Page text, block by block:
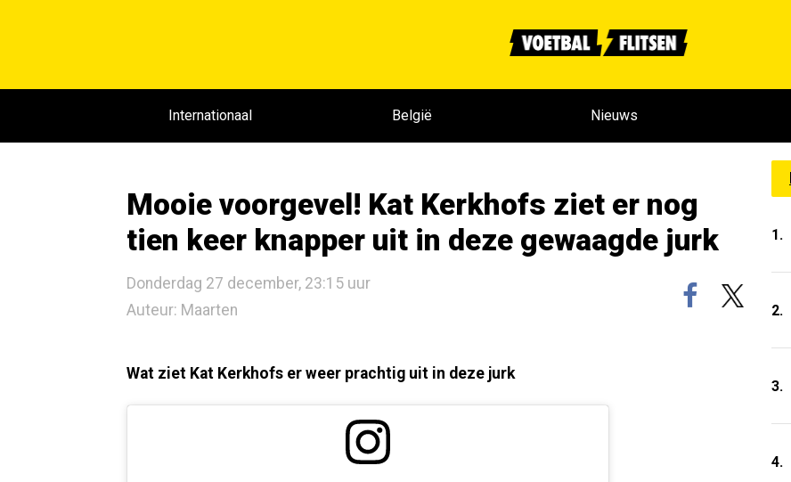
Internationaal België Nieuws
Mooie voorgevel! Kat Kerkhofs ziet er nog
tien keer knapper uit in deze gewaagde jurk
Donderdag 27 december, 23:15 uur
Auteur: Maarten
Wat ziet Kat Kerkhofs er weer prachtig uit in deze jurk
1.
2.
3.
4.